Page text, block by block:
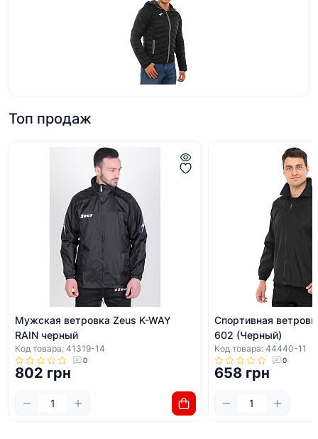
Топ продаж
Мужская ветровка Zeus K-WAY
RAIN черный
Код товара: 41319-14
0
802 грн
Спортивная
602 (Черный)
Код товара: 44440-11
0
658 грн